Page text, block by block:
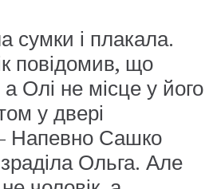
сумки і плакала.
повідомив, що
Олі не місце у його
у двері
Напевно Сашко
Ольга. Але